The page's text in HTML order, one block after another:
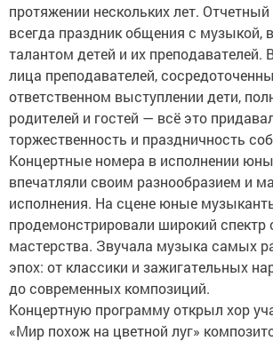
протяжении нескольких лет.
всегда праздник общения с музыкой,
талантом детей и их преподавателей.
лица преподавателей,
ответственном выступлении дети,
родителей и гостей — всё это
торжественность и праздничность
Концертные номера в исполнении
впечатляли своим разнообразием и
исполнения. На сцене юные
продемонстрировали широкий спектр
мастерства. Звучала музыка самых
эпох: от классики и зажигательных
до современных композиций.
Концертную программу открыл хор
«Мир похож на цветной луг»